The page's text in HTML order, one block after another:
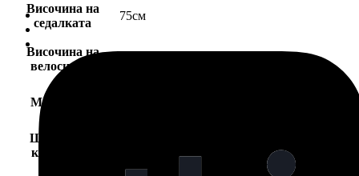
Височина на
седалката
75см
Височина на
велосипеда
Междуосие
Ширина на
кормилото